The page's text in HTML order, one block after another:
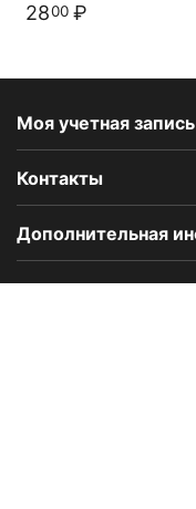
2800 ₽
Моя учетная запись
Контакты
Дополнительная